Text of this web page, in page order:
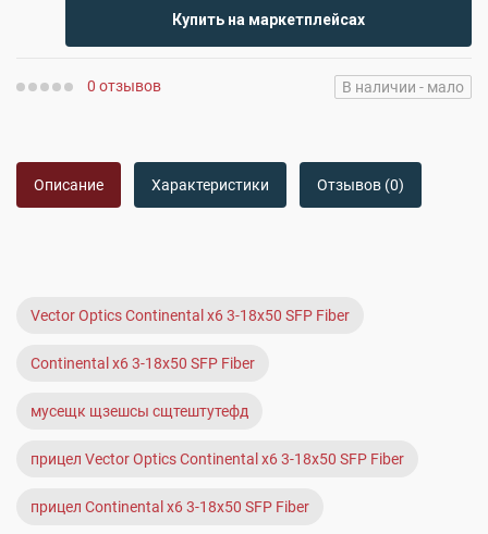
Купить на маркетплейсах
0 отзывов В наличии - мало
Описание Характеристики Отзывов (0)
Vector Optics Continental x6 3-18x50 SFP Fiber
Continental x6 3-18x50 SFP Fiber
мусещк щзешсы сщтештутефд
прицел Vector Optics Continental x6 3-18x50 SFP Fiber
прицел Continental x6 3-18x50 SFP Fiber